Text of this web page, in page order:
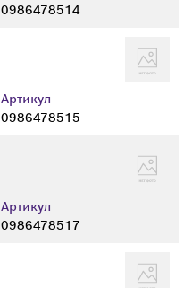
0986478514
Артикул
0986478515
Артикул
0986478517